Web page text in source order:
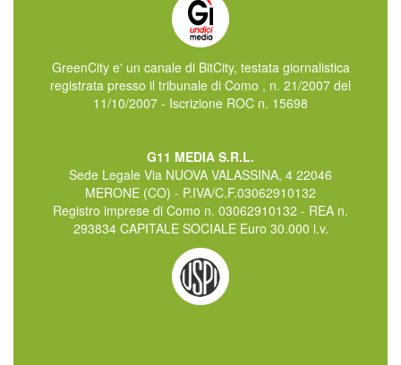
GreenCity e' un canale di BitCity, testata giornalistica
registrata presso il tribunale di Como , n. 21/2007 del
11/10/2007 - Iscrizione ROC n. 15698
G11 MEDIA S.R.L.
Sede Legale Via NUOVA VALASSINA, 4 22046
MERONE (CO) - P.IVA/C.F.03062910132
Registro imprese di Como n. 03062910132 - REA n.
293834 CAPITALE SOCIALE Euro 30.000 i.v.